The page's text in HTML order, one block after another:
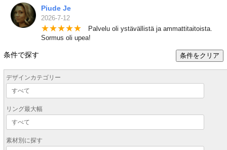
Piude Je
2026-7-12
★★★★★ Palvelu oli ystävällistä ja ammattitaitoista.
Sormus oli upea!
条件で探す 条件をクリア
デザインカテゴリー
リング最大幅
素材別に探す